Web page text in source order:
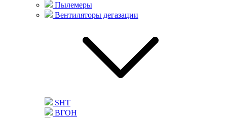
Пылемеры
Вентиляторы дегазации
SHT
ВГОН